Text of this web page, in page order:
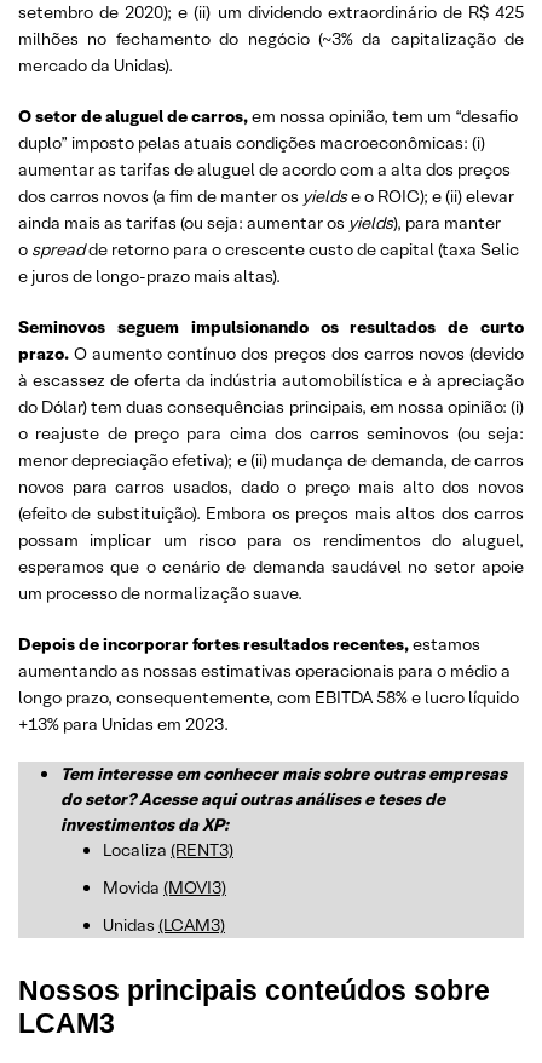
setembro de 2020); e (ii) um dividendo extraordinário de R$ 425
milhões no fechamento do negócio (~3% da capitalização de
mercado da Unidas).
O setor de aluguel de carros,em nossa opinião, tem um “desafio
duplo” imposto pelas atuais condições macroeconômicas: (i)
aumentar as tarifas de aluguel de acordo com a alta dos preços
dos carros novos (a fim de manter os yieldse o ROIC); e (ii) elevar
ainda mais as tarifas (ou seja: aumentar os yields), para manter
o spreadde retorno para o crescente custo de capital (taxa Selic
e juros de longo-prazo mais altas).
Seminovos seguem impulsionando os resultados de curto
prazo. O aumento contínuo dos preços dos carros novos (devido
à escassez de oferta da indústria automobilística e à apreciação
do Dólar) tem duas consequências principais, em nossa opinião: (i)
o reajuste de preço para cima dos carros seminovos (ou seja:
menor depreciação efetiva); e (ii) mudança de demanda, de carros
novos para carros usados, dado o preço mais alto dos novos
(efeito de substituição). Embora os preços mais altos dos carros
possam implicar um risco para os rendimentos do aluguel,
esperamos que o cenário de demanda saudável no setor apoie
um processo de normalização suave.
Depois de incorporar fortes resultados recentes,estamos
aumentando as nossas estimativas operacionais para o médio a
longo prazo, consequentemente, com EBITDA 58% e lucro líquido
+13% para Unidas em 2023.
Tem interesse em conhecer mais sobre outras empresas
do setor? Acesse aqui outras análises e teses de
investimentos da XP:
Localiza (RENT3)
Movida (MOVI3)
Unidas (LCAM3)
Nossos principais conteúdos sobre
LCAM3